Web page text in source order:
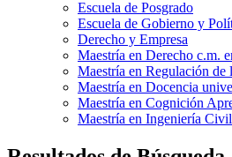
Escuela de Posgrado
Escuela de Gobierno y
Derecho y Empresa
Maestría en Derecho c.m.
Maestría en Regulación de
Maestría en Docencia
Maestría en Cognición
Maestría en Ingeniería Civil